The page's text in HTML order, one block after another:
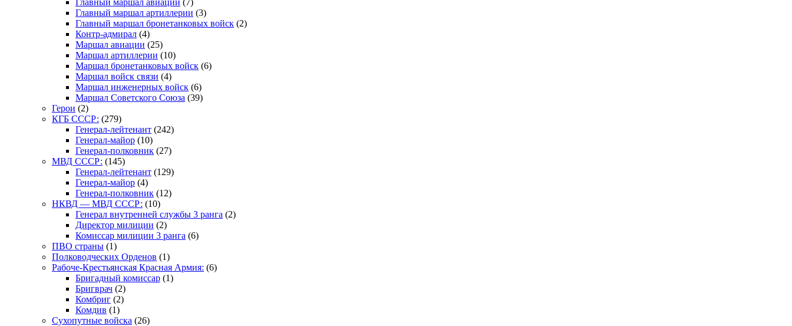
Главный маршал артиллерии (3)
Главный маршал бронетанковых войск (2)
Контр-адмирал (4)
Маршал авиации (25)
Маршал артиллерии (10)
Маршал бронетанковых войск (6)
Маршал войск связи (4)
Маршал инженерных войск (6)
Маршал Советского Союза (39)
Герои (2)
КГБ СССР: (279)
Генерал-лейтенант (242)
Генерал-майор (10)
Генерал-полковник (27)
МВД СССР: (145)
Генерал-лейтенант (129)
Генерал-майор (4)
Генерал-полковник (12)
НКВД — МВД СССР: (10)
Генерал внутренней службы 3 ранга (2)
Директор милиции (2)
Комиссар милиции 3 ранга (6)
ПВО страны (1)
Полководческих Орденов (1)
Рабоче-Крестьянская Красная Армия: (6)
Бригадный комиссар (1)
Бригврач (2)
Комбриг (2)
Комдив (1)
Сухопутные войска (26)